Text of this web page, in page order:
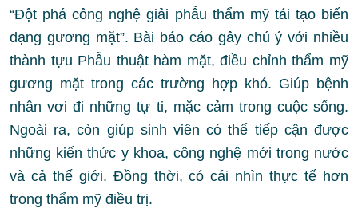
“Đột phá công nghệ giải phẫu thẩm mỹ tái tạo biến
dạng gương mặt”. Bài báo cáo gây chú ý với nhiều
thành tựu Phẫu thuật hàm mặt, điều chỉnh thẩm mỹ
gương mặt trong các trường hợp khó. Giúp bệnh
nhân vơi đi những tự ti, mặc cảm trong cuộc sống.
Ngoài ra, còn giúp sinh viên có thể tiếp cận được
những kiến thức y khoa, công nghệ mới trong nước
và cả thế giới. Đồng thời, có cái nhìn thực tế hơn
trong thẩm mỹ điều trị.